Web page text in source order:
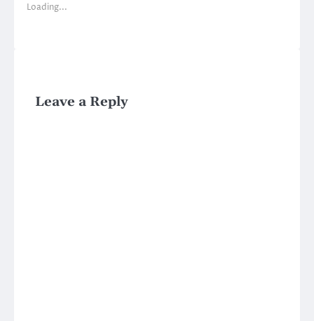
Loading...
Leave a Reply